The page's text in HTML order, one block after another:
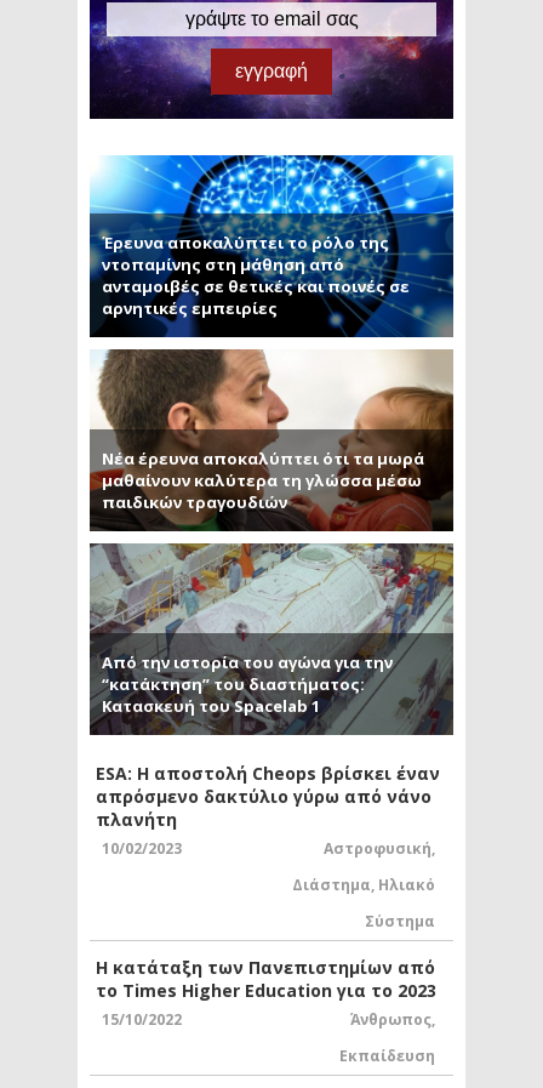
Έρευνα αποκαλύπτει το ρόλο της
ντοπαμίνης στη μάθηση από
ανταμοιβές σε θετικές και ποινές σε
αρνητικές εμπειρίες
Νέα έρευνα αποκαλύπτει ότι τα μωρά
μαθαίνουν καλύτερα τη γλώσσα μέσω
παιδικών τραγουδιών
Από την ιστορία του αγώνα για την
“κατάκτηση” του διαστήματος:
Κατασκευή του Spacelab 1
ESA: Η αποστολή Cheops βρίσκει έναν
απρόσμενο δακτύλιο γύρω από νάνο
πλανήτη
10/02/2023 Αστροφυσική,
Διάστημα, Ηλιακό
Σύστημα
Η κατάταξη των Πανεπιστημίων από
το Times Higher Education για το 2023
15/10/2022 Άνθρωπος,
Εκπαίδευση